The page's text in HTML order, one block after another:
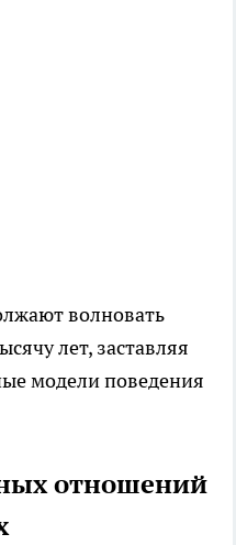
волновать
лет, заставляя
модели поведения
отношений